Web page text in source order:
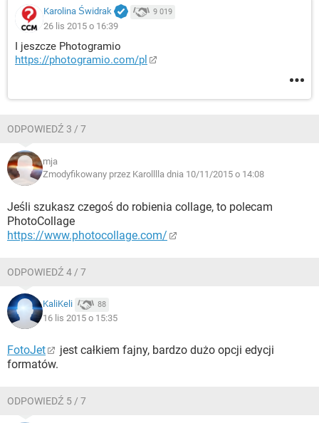
Karolina Świdrak 9 019
26 lis 2015 o 16:39
I jeszcze Photogramio
https://photogramio.com/pl
ODPOWIEDŹ 3 / 7
mja
Zmodyfikowany przez Karolllla dnia 10/11/2015 o 14:08
Jeśli szukasz czegoś do robienia collage, to polecam
PhotoCollage
https://www.photocollage.com/
ODPOWIEDŹ 4 / 7
KaliKeli 88
16 lis 2015 o 15:35
FotoJet
jest całkiem fajny, bardzo dużo opcji edycji
formatów.
ODPOWIEDŹ 5 / 7